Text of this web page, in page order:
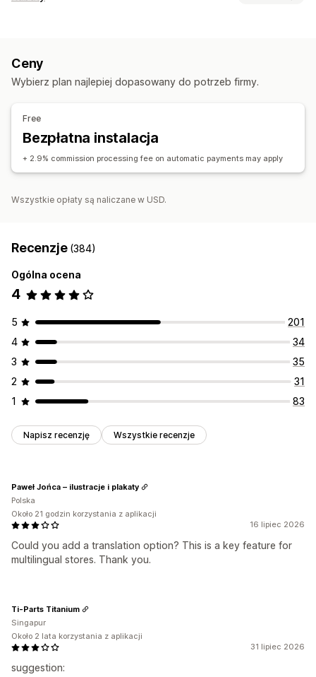
Zarządzanie poleceniami
Doświadczenia związane z programem afiliacyjnym
Tworzenie stron
Niestandardowa rejestracja
Niestandardowe linki i rabaty
Automatyczne płatności
Zaplanowane wypłaty
Stawki wysyłki
Ceny
Wybierz plan najlepiej dopasowany do potrzeb firmy.
Free
Bezpłatna instalacja
+ 2.9% commission processing fee on automatic payments may apply
Wszystkie opłaty są naliczane w USD.
Recenzje (384)
Ogólna ocena
4
5
201
4
34
3
35
2
31
1
83
Napisz recenzję Wszystkie recenzje
16 lipiec 2026
Could you add a translation option? This is a key feature for
multilingual stores. Thank you.
Paweł Jońca – ilustracje i plakaty
Polska
Około 21 godzin korzystania z aplikacji
31 lipiec 2026
suggestion:
Ti-Parts Titanium
Singapur
Około 2 lata korzystania z aplikacji